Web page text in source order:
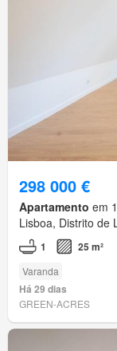
298 000 €
Apartamento em
Lisboa, Distrito de
1 25 m²
Varanda
Há 29 dias
GREEN-ACRES